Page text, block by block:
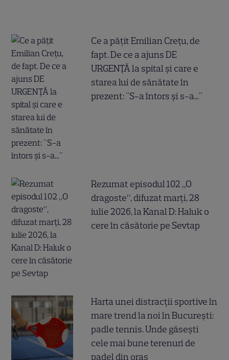
Ce a pățit Emilian Crețu, de
fapt. De ce a ajuns DE
URGENȚĂ la spital și care e
starea lui de sănătate în
prezent: "S-a întors și s-a..."
Rezumat episodul 102 „O
dragoste”, difuzat marți, 28
iulie 2026, la Kanal D: Haluk o
cere în căsătorie pe Sevtap
Harta unei distracții sportive în
mare trend la noi în București:
padle tennis. Unde găsești
cele mai bune terenuri de
padel din oraș